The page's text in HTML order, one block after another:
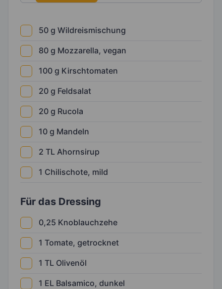
50 g Wildreismischung
80 g Mozzarella, vegan
100 g Kirschtomaten
20 g Feldsalat
20 g Rucola
10 g Mandeln
2 TL Ahornsirup
1 Chilischote, mild
Für das Dressing
0,25 Knoblauchzehe
1 Tomate, getrocknet
1 TL Olivenöl
1 EL Balsamico, dunkel